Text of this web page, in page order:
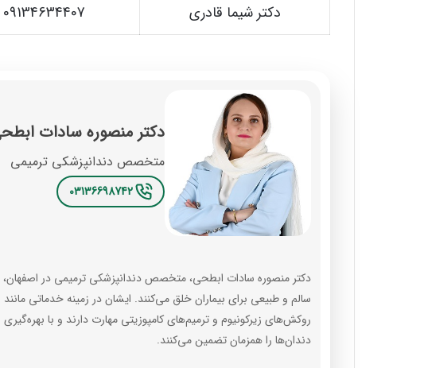
دکتر شیما قادری
09134634407
دکتر منصوره سادات
متخصص دندانپزشکی ترمیمی
03136698742
دکتر منصوره سادات ابطحی، متخصص دندانپزشکی ترمیمی در اصفهان،
سالم و طبیعی برای بیماران خلق می‌کنند. ایشان در زمینه خدماتی
روکش‌های زیرکونیوم و ترمیم‌های کامپوزیتی مهارت دارند و با
دندان‌ها را همزمان تضمین می‌کنند.